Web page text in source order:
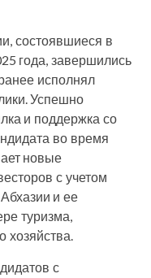
состоявшиеся в
года, завершились
исполнял
Успешно
и поддержка со
во время
новые
с учетом
и ее
туризма,
хозяйства.
с